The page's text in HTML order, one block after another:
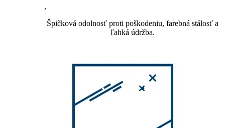
,
Špičková odolnosť proti poškodeniu, farebná stálosť a
ľahká údržba.